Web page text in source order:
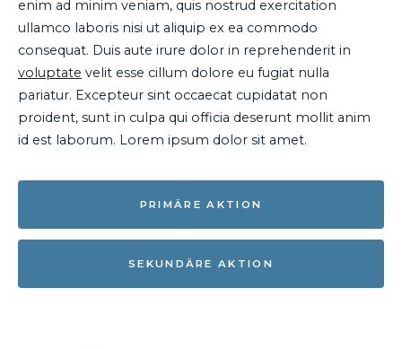
enim ad minim veniam, quis nostrud exercitation
ullamco laboris nisi ut aliquip ex ea commodo
consequat. Duis aute irure dolor in reprehenderit in
voluptate velit esse cillum dolore eu fugiat nulla
pariatur. Excepteur sint occaecat cupidatat non
proident, sunt in culpa qui officia deserunt mollit anim
id est laborum. Lorem ipsum dolor sit amet.
PRIMÄRE AKTION
SEKUNDÄRE AKTION